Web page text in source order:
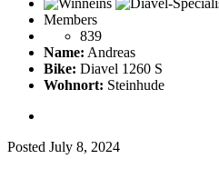
Members
839
Name: Andreas
Bike: Diavel 1260 S
Wohnort: Steinhude
Posted July 8, 2024